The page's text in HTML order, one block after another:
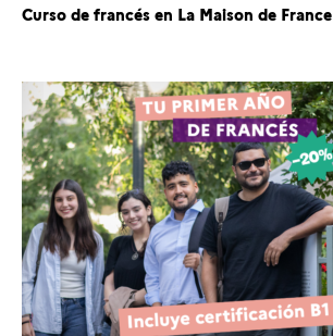
Curso de francés en La Maison de France